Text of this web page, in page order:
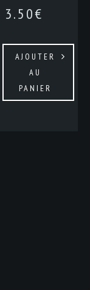
3.50€
AJOUTER
AU
PANIER